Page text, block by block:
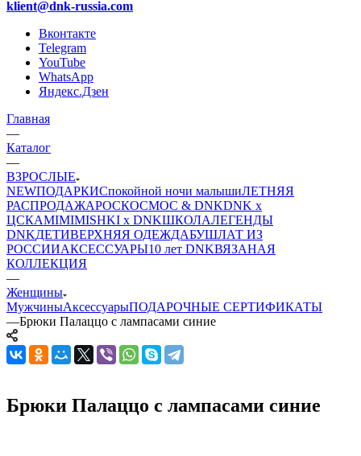
klient@dnk-russia.com
Вконтакте
Telegram
YouTube
WhatsApp
Яндекс.Дзен
Главная
—
Каталог
—
ВЗРОСЛЫЕ
NEWПОДАРКИСпокойной ночи малышиЛЕТНЯЯ
РАСПРОДАЖАРОСКОСМОС & DNKDNK x
ЦСКАMIMIMISHKI x DNKШКОЛАЛЕГЕНДЫ
DNKДЕТИВЕРХНЯЯ ОДЕЖДАБУШЛАТ ИЗ
РОССИИАКСЕССУАРЫ10 лет DNKВЯЗАНАЯ
КОЛЛЕКЦИЯ
—
Женщины
МужчиныАксессуарыПОДАРОЧНЫЕ СЕРТИФИКАТЫ
—Брюки Палаццо с лампасами синие
Брюки Палаццо с лампасами синие